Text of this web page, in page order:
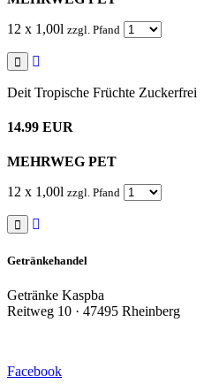
12 x 1,00l zzgl. Pfand
Deit Tropische Früchte Zuckerfrei
14.99 EUR
MEHRWEG PET
12 x 1,00l zzgl. Pfand
Getränkehandel
Getränke Kaspba
Reitweg 10 · 47495 Rheinberg
Facebook